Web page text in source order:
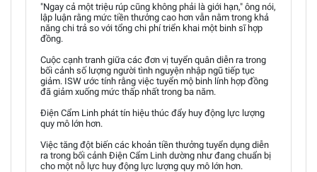
"Ngay cả một triệu rúp cũng không phải là giới hạn," ông nói,
lập luận rằng mức tiền thưởng cao hơn vẫn nằm trong khả
năng chi trả so với tổng chi phí triển khai một binh sĩ hợp
đồng.
Cuộc cạnh tranh giữa các đơn vị tuyển quân diễn ra trong
bối cảnh số lượng người tình nguyện nhập ngũ tiếp tục
giảm. ISW ước tính rằng việc tuyển mộ binh lính hợp đồng
đã giảm xuống mức thấp nhất trong ba năm.
Điện Cẩm Linh phát tín hiệu thúc đẩy huy động lực lượng
quy mô lớn hơn.
Việc tăng đột biến các khoản tiền thưởng tuyển dụng diễn
ra trong bối cảnh Điện Cẩm Linh dường như đang chuẩn bị
cho một nỗ lực huy động lực lượng quy mô lớn hơn.